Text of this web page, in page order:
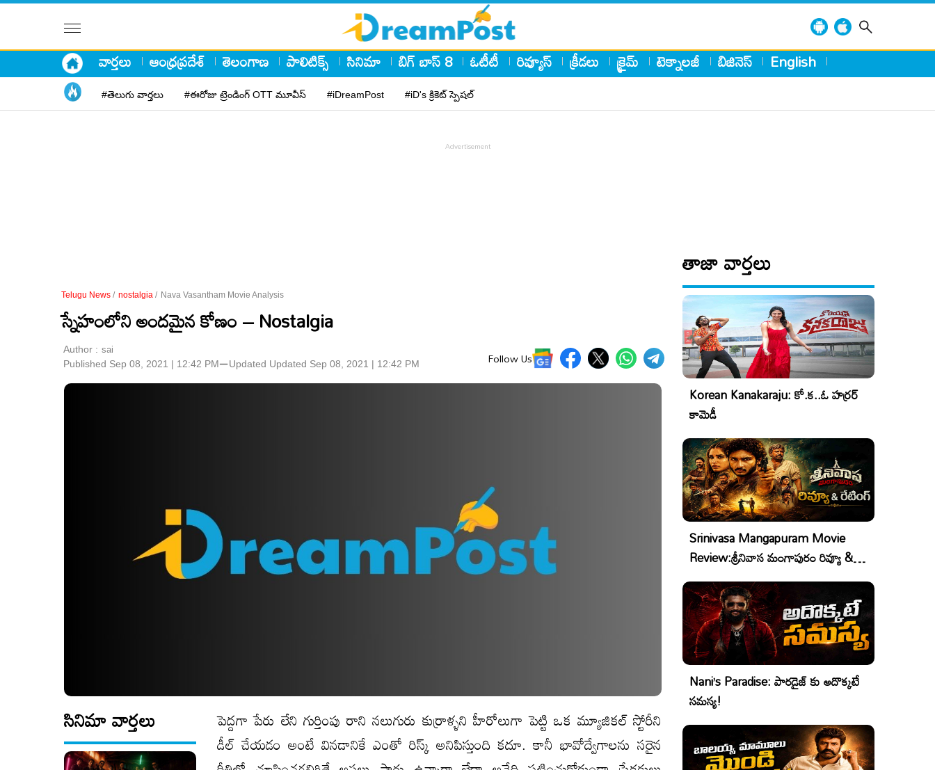
వార్తలు ఆంధ్రప్రదేశ్ తెలంగాణ పాలిటిక్స్ సినిమా బిగ్ బాస్ 8 ఓటీటీ రివ్యూస్ క్రీడలు క్రైమ్ టెక్నాలజీ బిజినెస్ English
#తెలుగు వార్తలు #ఈరోజు ట్రెండింగ్ OTT మూవీస్ #iDreamPost #iD's క్రికెట్ స్పెషల్
Telugu News / nostalgia / Nava Vasantham Movie Analysis
స్నేహంలోని అందమైన కోణం – Nostalgia
Author : sai
Published Sep 08, 2021 | 12:42 PM⚊Updated Updated Sep 08, 2021 | 12:42 PM Follow Us
సినిమా వార్తలు
పెద్దగా పేరు లేని గుర్తింపు రాని నలుగురు కుర్రాళ్ళని హీరోలుగా పెట్టి ఒక మ్యూజికల్ స్టోరీని
డీల్ చేయడం అంటే వినడానికే ఎంతో రిస్క్ అనిపిస్తుంది కదూ. కానీ భావోద్వేగాలను సరైన
తాజా వార్తలు
Korean Kanakaraju: కో.క..ఓ హర్రర్
కామెడీ
Srinivasa Mangapuram Movie
Review:శ్రీనివాస మంగాపురం రివ్యూ &
రేటింగ్
Nani’s Paradise: పారడైజ్ కు అదొక్కటే
సమస్య!